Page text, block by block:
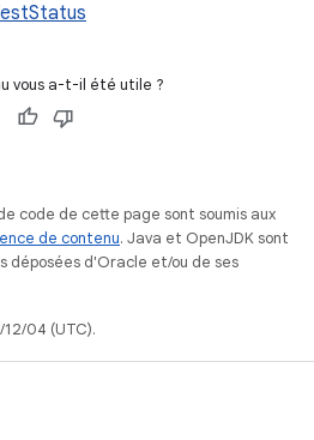
vous a-t-il été utile ?
code de cette page sont soumis aux
de contenu. Java et OpenJDK sont
déposées d'Oracle et/ou de ses
04 (UTC).